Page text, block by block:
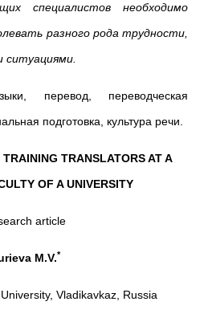
специалистов необходимо
разного рода трудности,
ситуациями.
перевод, переводческая
подготовка, культура речи.
TRANSLATORS AT A
OF A UNIVERSITY
article
M.V.*
Vladikavkaz, Russia